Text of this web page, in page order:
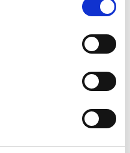
za výsledek své